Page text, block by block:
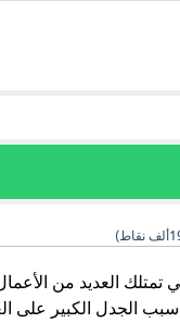
نقاط)
العديد من
سبب الجدل الكبير على